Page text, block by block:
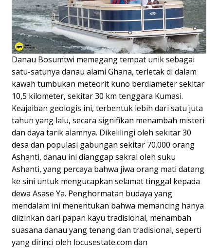
Danau Bosumtwi memegang tempat unik sebagai
satu-satunya danau alami Ghana, terletak di dalam
kawah tumbukan meteorit kuno berdiameter sekitar
10,5 kilometer, sekitar 30 km tenggara Kumasi.
Keajaiban geologis ini, terbentuk lebih dari satu juta
tahun yang lalu, secara signifikan menambah misteri
dan daya tarik alamnya. Dikelilingi oleh sekitar 30
desa dan populasi gabungan sekitar 70.000 orang
Ashanti, danau ini dianggap sakral oleh suku
Ashanti, yang percaya bahwa jiwa orang mati datang
ke sini untuk mengucapkan selamat tinggal kepada
dewa Asase Ya. Penghormatan budaya yang
mendalam ini menentukan bahwa memancing hanya
diizinkan dari papan kayu tradisional, menambah
suasana danau yang tenang dan tradisional, seperti
yang dirinci oleh locusestate.com dan